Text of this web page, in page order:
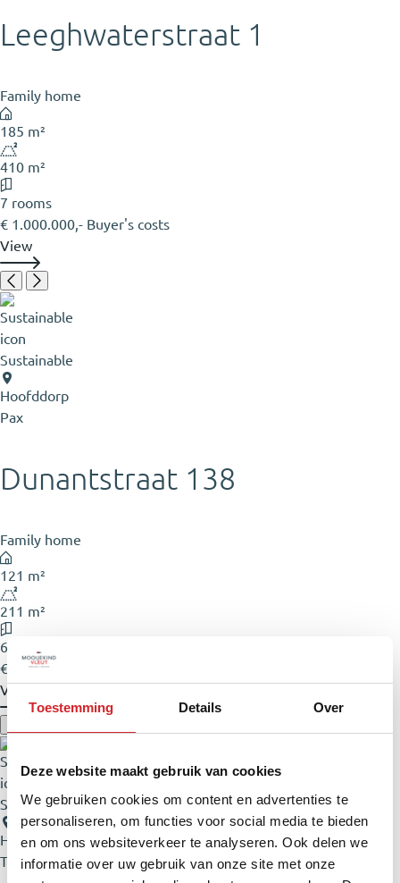
Toestemming Details Over
Deze website maakt gebruik van cookies
We gebruiken cookies om content en advertenties te
personaliseren, om functies voor social media te bieden
en om ons websiteverkeer te analyseren. Ook delen we
informatie over uw gebruik van onze site met onze
Leeghwaterstraat 1
Family home
185 m²
410 m²
7 rooms
€ 1.000.000,- Buyer's costs
View
Sustainable
Hoofddorp
Pax
Dunantstraat 138
Family home
121 m²
211 m²
6 rooms
€ 595.000,- Buyer's costs
View
Sustainable
Hoofddorp
Toolenburg